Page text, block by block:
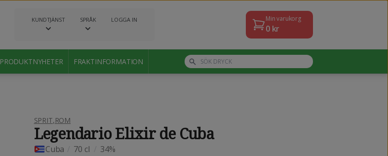
KUNDTJÄNST SPRÅK LOGGA IN Min varukorg
0kr
PRODUKTNYHETER FRAKTINFORMATION
SPRIT,ROM
Legendario Elixir de Cuba
Cuba 70 cl 34%